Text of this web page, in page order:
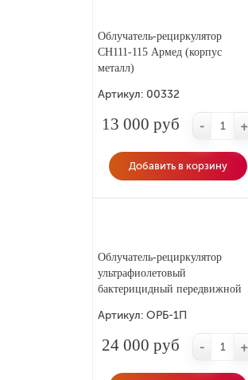
Облучатель-рециркулятор
CH111-115 Армед (корпус
металл)
Артикул: 00332
13 000 руб - +
Добавить в корзину
Облучатель-рециркулятор
ультрафиолетовый
бактерицидный передвижной
Артикул: ОРБ-1П
24 000 руб - +